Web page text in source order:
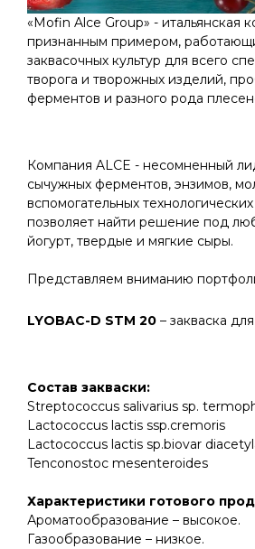
«Mofin Alce Group» - итальянская
признанным примером,
заквасочных культур для всего
творога и творожных изделий,
ферментов и разного рода
Компания ALCE - несомненный
сычужных ферментов, энзимов,
вспомогательных
позволяет найти решение под
йогурт, твердые и мягкие сыры.
Представляем вниманию
LYOBAC-D STM 20 – закваска
Состав закваски:
Streptococcus salivarius sp.
Lactococcus lactis ssp.cremoris
Lactococcus lactis sp.biovar
Tenconostoc mesenteroides
Характеристики готового
Ароматообразование – высокое.
Газообразование – низкое.